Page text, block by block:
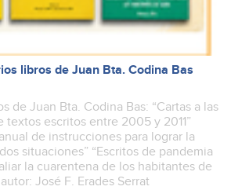
libros de Juan Bta. Codina Bas
de Juan Bta. Codina Bas: “Cartas a las
textos escritos entre 2005 y 2011”
de instrucciones para lograr la
situaciones” “Escritos de pandemia
la cuarentena de los habitantes de
José F. Erades Serrat